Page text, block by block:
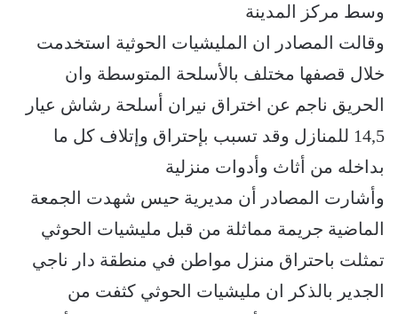
وسط مركز المدينة
وقالت المصادر ان المليشيات الحوثية استخدمت
خلال قصفها مختلف بالأسلحة المتوسطة وان
الحريق ناجم عن اختراق نيران أسلحة رشاش عيار
14,5 للمنازل وقد تسبب بإحتراق وإتلاف كل ما
بداخله من أثاث وأدوات منزلية
وأشارت المصادر أن مديرية حيس شهدت الجمعة
الماضية جريمة مماثلة من قبل مليشيات الحوثي
تمثلت باحتراق منزل مواطن في منطقة دار ناجي
الجدير بالذكر ان مليشيات الحوثي كثفت من